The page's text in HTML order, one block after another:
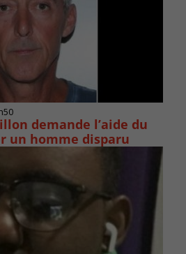
demande l’aide du
un homme disparu